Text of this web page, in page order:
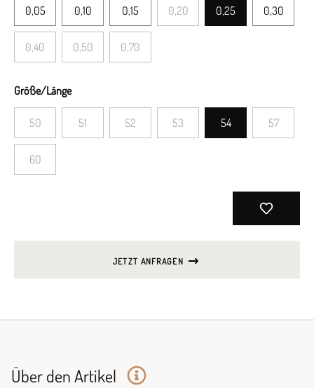
0,05 0,10 0,15 0,20 0,25 0,30
0,40 0,50 0,70
Größe/Länge
50 51 52 53 54 57
60
JETZT ANFRAGEN
Über den Artikel